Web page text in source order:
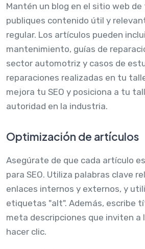
Mantén un blog en el sitio web
publiques contenido útil y
regular. Los artículos pueden
mantenimiento, guías de
sector automotriz y casos de
reparaciones realizadas en tu
mejora tu SEO y posiciona a tu
autoridad en la industria.
Optimización de artículos
Asegúrate de que cada artículo
para SEO. Utiliza palabras clave
enlaces internos y externos, y
etiquetas "alt". Además, escribe
meta descripciones que inviten a
hacer clic.